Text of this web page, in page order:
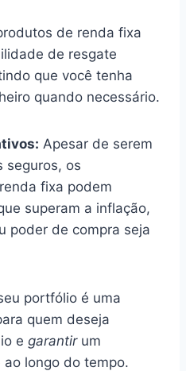
de renda fixa
de resgate
que você tenha
quando necessário.
Apesar de serem
seguros, os
fixa podem
superam a inflação,
poder de compra seja
portfólio é uma
quem deseja
e garantirum
longo do tempo.